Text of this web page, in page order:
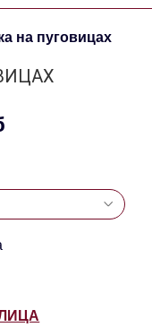
на пуговицах